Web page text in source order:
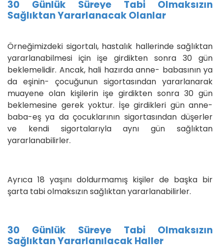
30 Günlük Süreye Tabi Olmaksızın
Sağlıktan Yararlanacak Olanlar
Örneğimizdeki sigortalı, hastalık hallerinde sağlıktan
yararlanabilmesi için işe girdikten sonra 30 gün
beklemelidir. Ancak, hali hazırda anne- babasının ya
da eşinin- çocuğunun sigortasından yararlanarak
muayene olan kişilerin işe girdikten sonra 30 gün
beklemesine gerek yoktur. İşe girdikleri gün anne-
baba-eş ya da çocuklarının sigortasından düşerler
ve kendi sigortalarıyla aynı gün sağlıktan
yararlanabilirler.
Ayrıca 18 yaşını doldurmamış kişiler de başka bir
şarta tabi olmaksızın sağlıktan yararlanabilirler.
30 Günlük Süreye Tabi Olmaksızın
Sağlıktan Yararlanılacak Haller